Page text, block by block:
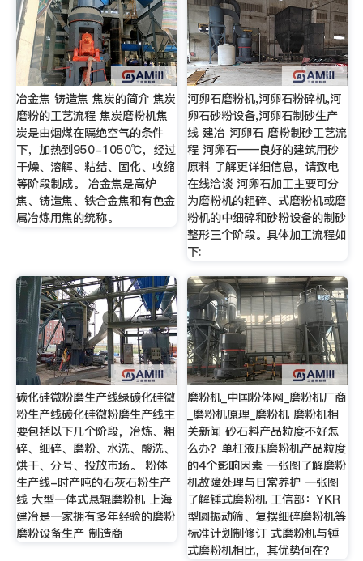
冶金焦 铸造焦 焦炭的简介 焦炭
磨粉的工艺流程 焦炭磨粉机焦
炭是由烟煤在隔绝空气的条件
下，加热到950-1050℃，经过
干燥、溶解、粘结、固化、收缩
等阶段制成。 冶金焦是高炉
焦、铸造焦、铁合金焦和有色金
属冶炼用焦的统称。
河卵石磨粉机,河卵石粉碎机,河
卵石砂粉设备,河卵石制砂生产
线 建冶 河卵石 磨粉制砂工艺流
程 河卵石——良好的建筑用砂
原料 了解更详细信息，请致电
在线洽谈 河卵石加工主要可分
为磨粉机的粗碎、式磨粉机或磨
粉机的中细碎和砂粉设备的制砂
整形三个阶段。具体加工流程如
下:
碳化硅微粉磨生产线绿碳化硅微
粉生产线碳化硅微粉磨生产线主
要包括以下几个阶段，冶炼、粗
碎、细碎、磨粉、水洗、酸洗、
烘干、分号、投放市场。 粉体
生产线-时产吨的石灰石粉生产
线 大型一体式悬辊磨粉机 上海
建冶是一家拥有多年经验的磨粉
磨粉设备生产 制造商
磨粉机_中国粉体网_磨粉机厂商
_磨粉机原理_磨粉机 磨粉机相
关新闻 砂石料产品粒度不好怎
么办？单杠液压磨粉机产品粒度
的4个影响因素 一张图了解磨粉
机故障处理与日常养护 一张图
了解锤式磨粉机 工信部：YKR
型圆振动筛、复摆细碎磨粉机等
标准计划制修订 式磨粉机与锤
式磨粉机相比，其优势何在？